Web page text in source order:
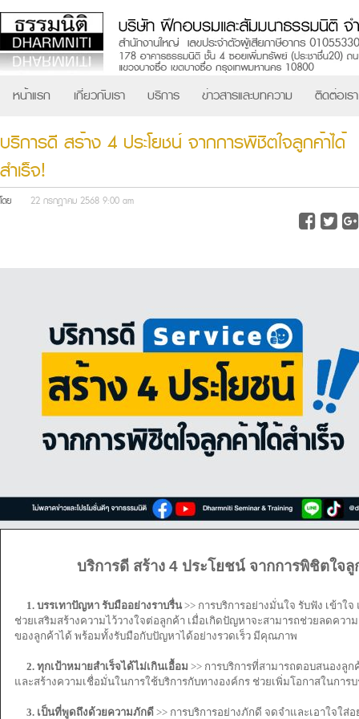
หน้าแรก เกี่ยวกับเรา บริการ ข่าวสารและบทความ ติดต่อเรา
บริการดี สร้าง 4 ประโยชน์ จากการพิชิตใจลูกค้าได้
สำเร็จ!
โดย 22 กรกฎาคม 2568 9:00 am
บริการดี สร้าง 4 ประโยชน์ จากการพิชิตใจลู
1. บรรเทาปัญหา รับมืออย่างราบรื่น>> การบริการอย่างมั่นใจ รับฟัง เข้าใ
ช่วยเสริมสร้างความไว้วางใจต่อลูกค้า เมื่อเกิดปัญหาจะสามารถช่วยลดควา
ของลูกค้าได้ พร้อมทั้งรับมือกับปัญหาได้อย่างรวดเร็ว มีคุณภาพ
2. ทุกเป้าหมายสำเร็จได้ไม่เกินเอื้อม >> การบริการที่สามารถตอบสนองลู
และสร้างความเชื่อมั่นในการใช้บริการกับทางองค์กร ช่วยเพิ่มโอกาสในการ
3. เป็นที่พูดถึงด้วยความภักดี>> การบริการอย่างภักดี จดจำและเอาใจใส่